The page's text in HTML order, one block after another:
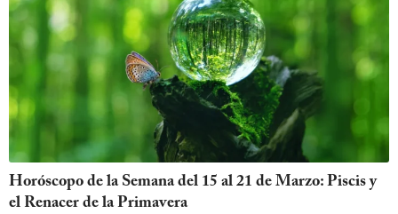
Horóscopo de la Semana del 15 al 21 de Marzo: Piscis y
el Renacer de la Primavera